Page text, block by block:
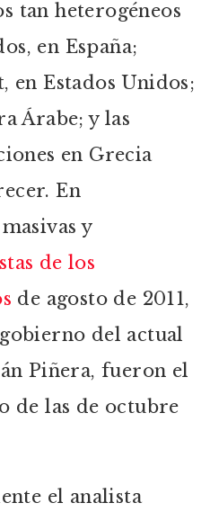
tan heterogéneos
en España;
en Estados Unidos;
Árabe; y las
en Grecia
En
y
de los
de agosto de 2011,
del actual
Piñera, fueron el
de las de octubre
el analista